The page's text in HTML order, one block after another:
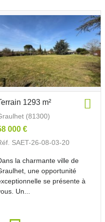
1293 m²
(81300)
000 €
SAET-26-08-03-20
la charmante ville de
une opportunité
se présente à
Un...